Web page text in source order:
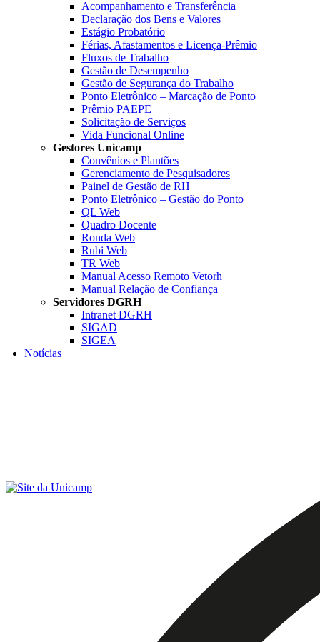
Acompanhamento e Transferência
Declaração dos Bens e Valores
Estágio Probatório
Férias, Afastamentos e Licença-Prêmio
Fluxos de Trabalho
Gestão de Desempenho
Gestão de Segurança do Trabalho
Ponto Eletrônico – Marcação de Ponto
Prêmio PAEPE
Solicitação de Serviços
Vida Funcional Online
Gestores Unicamp
Convênios e Plantões
Gerenciamento de Pesquisadores
Painel de Gestão de RH
Ponto Eletrônico – Gestão do Ponto
QL Web
Quadro Docente
Ronda Web
Rubi Web
TR Web
Manual Acesso Remoto Vetorh
Manual Relação de Confiança
Servidores DGRH
Intranet DGRH
SIGAD
SIGEA
Notícias